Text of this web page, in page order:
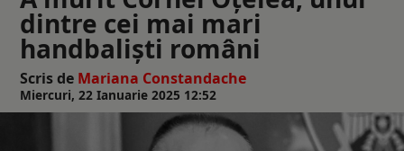
dintre cei mai mari
handbaliști români
Scris de Mariana Constandache
Miercuri, 22 Ianuarie 2025 12:52